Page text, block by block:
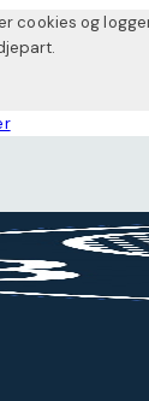
cookies og